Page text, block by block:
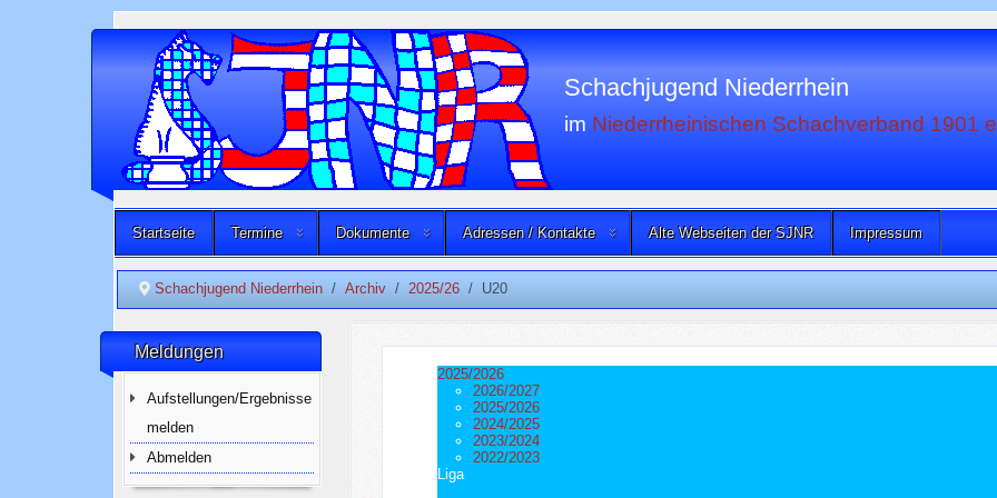
Schachjugend Niederrhein
im Niederrheinischen Schachverband 1901
Startseite Termine Dokumente Adressen / Kontakte Alte Webseiten der SJNR Impressum
Schachjugend Niederrhein Archiv 2025/26 U20
Meldungen
Aufstellungen/Ergebnisse
melden
Abmelden
2025/2026
2026/2027
2025/2026
2024/2025
2023/2024
2022/2023
Liga